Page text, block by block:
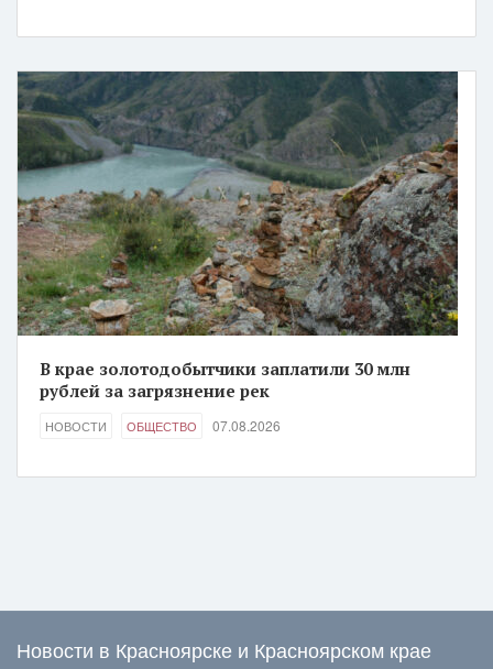
В крае золотодобытчики заплатили 30 млн
рублей за загрязнение рек
НОВОСТИ ОБЩЕСТВО 07.08.2026
Новости в Красноярске и Красноярском крае